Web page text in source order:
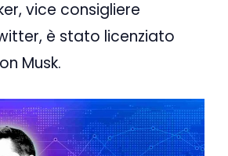
vice consigliere
è stato licenziato
Musk.